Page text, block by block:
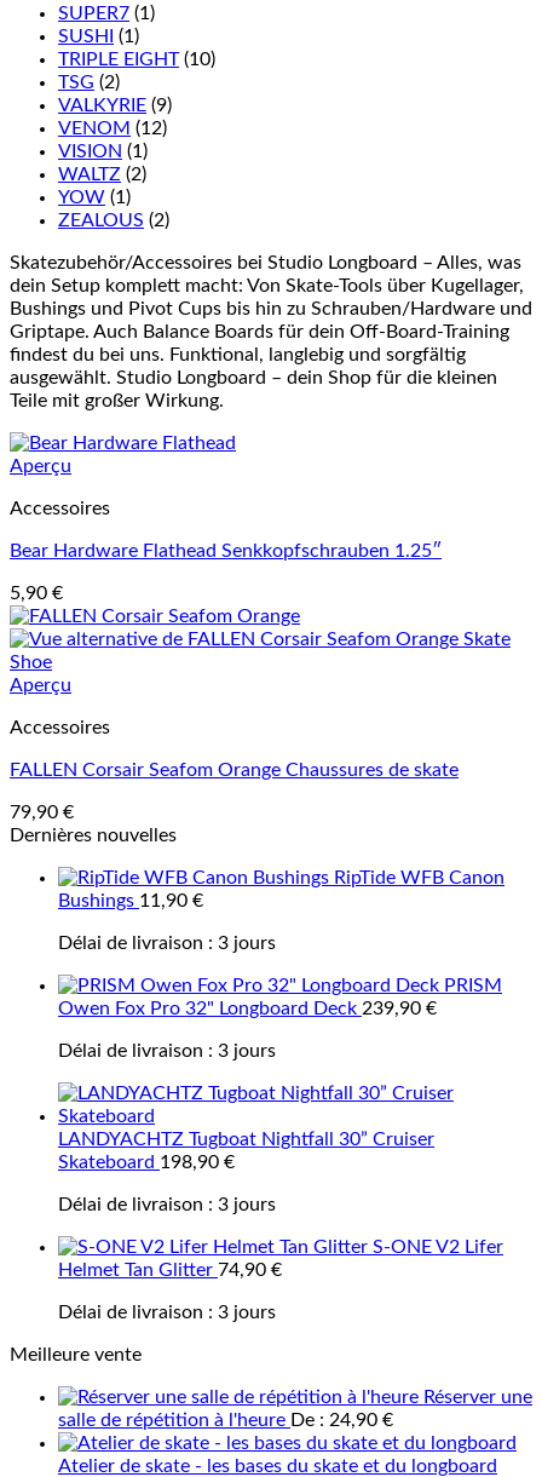
SUPER7 (1)
SUSHI
(1)
TRIPLE EIGHT (10)
TSG (2)
VALKYRIE (9)
VENOM (12)
VISION (1)
WALTZ (2)
YOW (1)
ZEALOUS (2)
Skatezubehör/Accessoires bei Studio Longboard – Alles, was
dein Setup komplett macht: Von Skate-Tools über Kugellager,
Bushings und Pivot Cups bis hin zu Schrauben/Hardware und
Griptape. Auch Balance Boards für dein Off-Board-Training
findest du bei uns. Funktional, langlebig und sorgfältig
ausgewählt. Studio Longboard – dein Shop für die kleinen
Teile mit großer Wirkung.
Aperçu
Accessoires
Bear Hardware Flathead Senkkopfschrauben 1.25″
5,90 €
Aperçu
Accessoires
FALLEN Corsair Seafom Orange Chaussures de skate
79,90 €
Dernières nouvelles
RipTide WFB Canon
Bushings 11,90 €
Délai de livraison : 3 jours
PRISM
Owen Fox Pro 32" Longboard Deck 239,90 €
Délai de livraison : 3 jours
LANDYACHTZ Tugboat Nightfall 30” Cruiser
Skateboard 198,90 €
Délai de livraison : 3 jours
S-ONE V2 Lifer
Helmet Tan Glitter 74,90 €
Délai de livraison : 3 jours
Meilleure vente
Réserver une
salle de répétition à l'heure De : 24,90 €
Atelier de skate - les bases du skate et du longboard